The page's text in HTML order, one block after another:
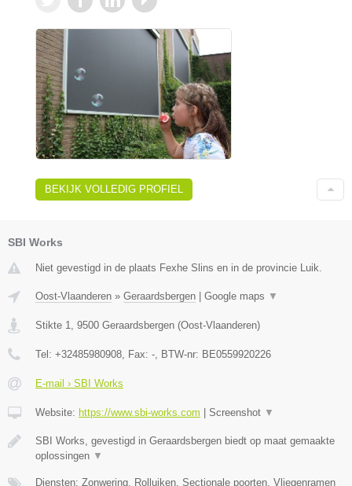
BEKIJK VOLLEDIG PROFIEL
SBI Works
Niet gevestigd in de plaats Fexhe Slins en in de provincie Luik.
Oost-Vlaanderen » Geraardsbergen | Google maps ▼
Stikte 1 9500 Geraardsbergen (Oost-Vlaanderen)
Tel: +32485980908 , Fax: - , BTW-nr: BE0559920226
E-mail › SBI Works
Website: https://www.sbi-works.com | Screenshot ▼
SBI Works, gevestigd in Geraardsbergen biedt op maat gemaakte
oplossingen ▼
Diensten: Zonwering, Rolluiken, Sectionale poorten, Vliegenramen